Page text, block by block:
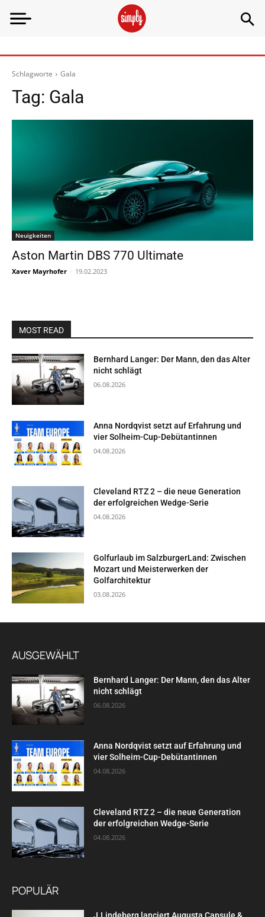
Schlagworte Gala
Tag: Gala
Neuigkeiten
Aston Martin DBS 770 Ultimate
Xaver Mayrhofer - 19.02.2023
MOST READ
Bernhard Langer: Der Mann, den das Alter
nicht schlägt
06.08.2026
Anna Nordqvist setzt auf Erfahrung und
vier Solheim-Cup-Debütantinnen
04.08.2026
Cleveland RTZ 2 – die neue Generation
der erfolgreichen Wedge-Serie
04.08.2026
Golfurlaub im SalzburgerLand: Zwischen
Mozart und Meisterwerken der
Golfarchitektur
03.08.2026
AUSGEWÄHLT
Bernhard Langer: Der Mann, den das Alter
nicht schlägt
06.08.2026
Anna Nordqvist setzt auf Erfahrung und
vier Solheim-Cup-Debütantinnen
04.08.2026
Cleveland RTZ 2 – die neue Generation
der erfolgreichen Wedge-Serie
04.08.2026
POPULÄR
J.Lindeberg lanciert Augusta Capsule &